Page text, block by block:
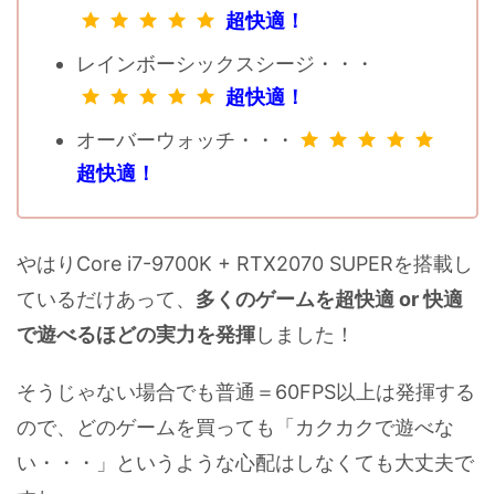
超快適！
レインボーシックスシージ・・・
超快適！
オーバーウォッチ・・・
超快適！
やはりCore i7-9700K + RTX2070 SUPERを搭載し
ているだけあって、 多くのゲームを超快適 or 快適
で遊べるほどの実力を発揮しました！
そうじゃない場合でも普通＝60FPS以上は発揮する
ので、どのゲームを買っても「カクカクで遊べな
い・・・」というような心配はしなくても大丈夫で